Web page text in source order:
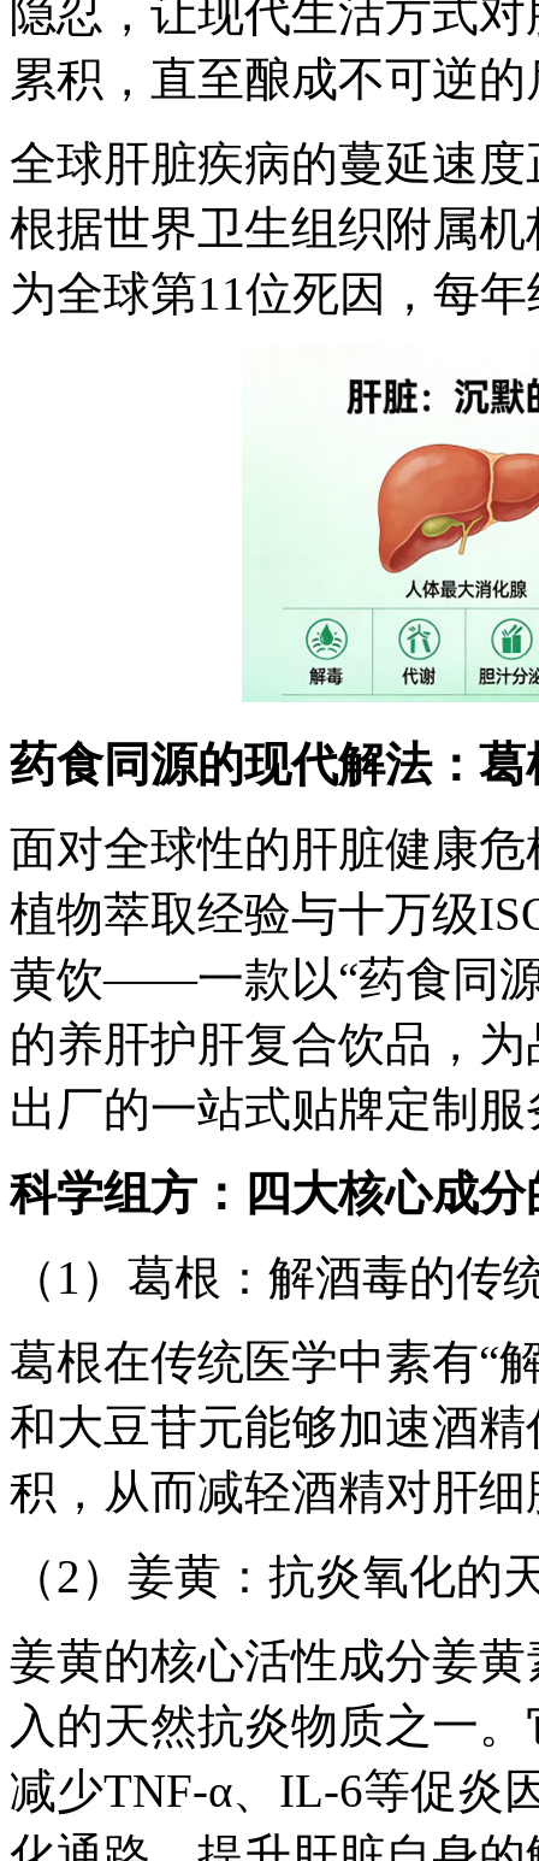
隐忍，让现代生活方式
累积，直至酿成不可逆
全球肝脏疾病的蔓延速
根据世界卫生组织附属
为全球第11位死因，每
药食同源的现代解法：
面对全球性的肝脏健康
植物萃取经验与十万级
黄饮——一款以“药食同
的养肝护肝复合饮品，
出厂的一站式贴牌定制服
科学组方：四大核心成
（1）葛根：解酒毒的传
葛根在传统医学中素有“
和大豆苷元能够加速酒
积，从而减轻酒精对肝
（2）姜黄：抗炎氧化的
姜黄的核心活性成分姜
入的天然抗炎物质之一
减少TNF-α、IL-6等促炎